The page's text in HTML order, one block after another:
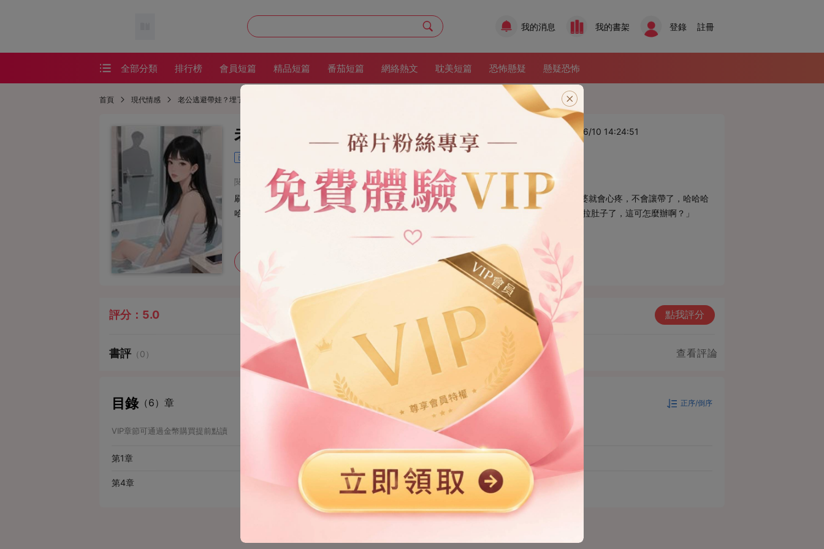
我的消息 我的書架 登錄 註冊
全部分類
會員短篇
番茄短篇
網絡熱文
耽美短篇
懸疑恐怖
排行榜 會員短篇 精品短篇 番茄短篇 網絡熱文 耽美短篇 恐怖懸疑 懸疑恐怖
首頁 現代情感 老公逃避帶娃？埋了就好
老公逃避帶娃？埋了就好 作者： 爆炒冰淇淋 更新時間：2025/6/10 14:24:51
已完結
閱讀：19712
收藏：16
刷到一熱帖。 【給兄弟們分享逃避帶娃小妙招：沖奶粉多加點涼水，害孩子拉肚子，這樣老婆就會心疼，不會讓帶了，哈哈哈
哈！屢試不爽！】 我心里咯噔一聲，下一秒，客廳里傳來老公無措的喊聲。 「老婆，女兒又拉肚子了，這可怎麼辦啊？」
加入書架
評分： 5.0 點我評分
書評 （0） 查看評論
目錄（6）章 正序/倒序
VIP章節可通過金幣購買提前點讀
第1章 第2章 第3章
第4章 第6章